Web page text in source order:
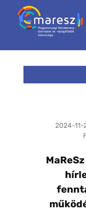
2024-11-